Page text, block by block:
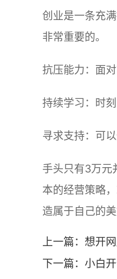
创业是一条充
非常重要的。
抗压能力：面
持续学习：时
寻求支持：可
手头只有3万元
本的经营策略
造属于自己的美
上一篇： 想开
下一篇： 小白